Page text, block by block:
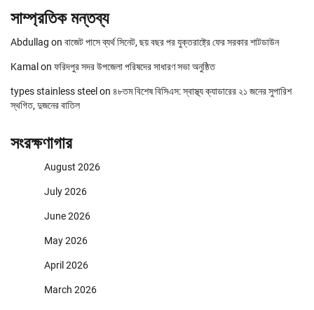
সাম্প্রতিক মন্তব্য
Abdullag on বাজেট পাসে ব্যর্থ সিনেট, ছয় বছর পর যুক্তরাষ্ট্রে ফের সরকার শাটডাউন
Kamal on ফরিদপুর সদর উপজেলা পরিষদের সাধারণ সভা অনুষ্ঠিত
types stainless steel on ৪৮তম বিশেষ বিসিএস: স্বাস্থ্য ক্যাডারের ২১ জনের সুপারিশ
স্থগিত, দুজনের বাতিল
সংরক্ষণাগার
August 2026
July 2026
June 2026
May 2026
April 2026
March 2026